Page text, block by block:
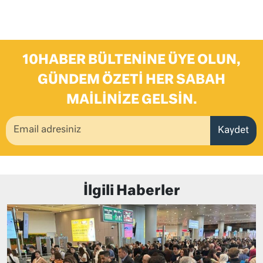
10HABER BÜLTENINE ÜYE OLUN,
GÜNDEM ÖZETI HER SABAH
MAILINIZE GELSIN.
Kaydet
İlgili Haberler